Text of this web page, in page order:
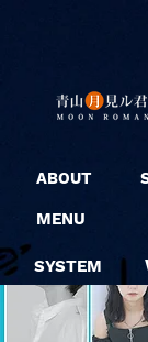
ABOUT
MENU
SYSTEM